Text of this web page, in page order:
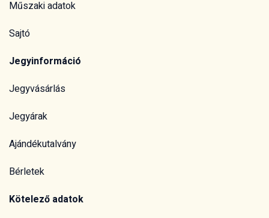
Műszaki adatok
Sajtó
Jegyinformáció
Jegyvásárlás
Jegyárak
Ajándékutalvány
Bérletek
Kötelező adatok